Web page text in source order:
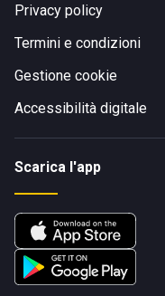
Privacy policy
Termini e condizioni
Gestione cookie
Accessibilità digitale
Scarica l'app